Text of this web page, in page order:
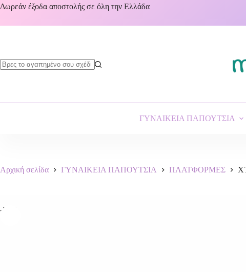
Δωρεάν έξοδα αποστολής σε όλη την Ελλάδα
ΓΥΝΑΙΚΕΙΑ ΠΑΠΟΥΤΣΙΑ
Αρχική σελίδα ΓΥΝΑΙΚΕΙΑ ΠΑΠΟΥΤΣΙΑ ΠΛΑΤΦΟΡΜΕΣ
-50%